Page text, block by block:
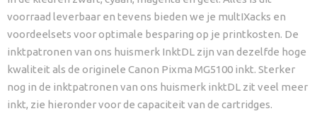
voorraad leverbaar en tevens bieden we je multIXacks en
voordeelsets voor optimale besparing op je printkosten. De
inktpatronen van ons huismerk InktDL zijn van dezelfde hoge
kwaliteit als de originele Canon Pixma MG5100 inkt. Sterker
nog in de inktpatronen van ons huismerk inktDL zit veel meer
inkt, zie hieronder voor de capaciteit van de cartridges.